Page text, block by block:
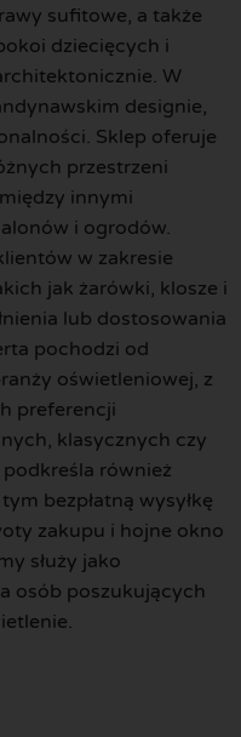
sufitowe, a także
dziecięcych i
W
designie,
Sklep oferuje
przestrzeni
innymi
i ogrodów.
w zakresie
jak żarówki, klosze i
lub dostosowania
pochodzi od
oświetleniowej, z
preferencji
klasycznych czy
również
bezpłatną wysyłkę
zakupu i hojne okno
służy jako
osób poszukujących